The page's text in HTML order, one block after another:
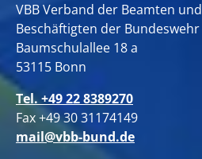
VBB Verband der Beamten und
Beschäftigten der Bundeswehr
Baumschulallee 18 a
53115 Bonn
Tel. +49 22 8389270
Fax +49 30 31174149
mail@vbb-bund.de